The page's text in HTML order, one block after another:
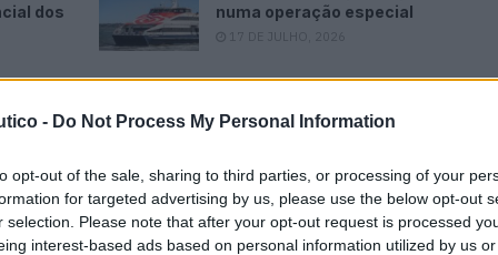
- Do Not Process My Personal Information
opt-out of the sale, sharing to third parties, or processing of your
for targeted advertising by us, please use the below opt-out
selection. Please note that after your opt-out request is processed
interest-based ads based on personal information utilized by us
dos
numa operação especial
17 DE JULHO, 2026
na água com stands em tendas e num pavilhão de
com a possibilidade de testes no mar (19 a 22 de